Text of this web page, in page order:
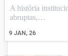
9 JAN, 26
A história
abruptas,…